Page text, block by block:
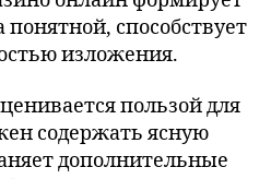
способствует
изложения.
пользой для
содержать ясную
дополнительные